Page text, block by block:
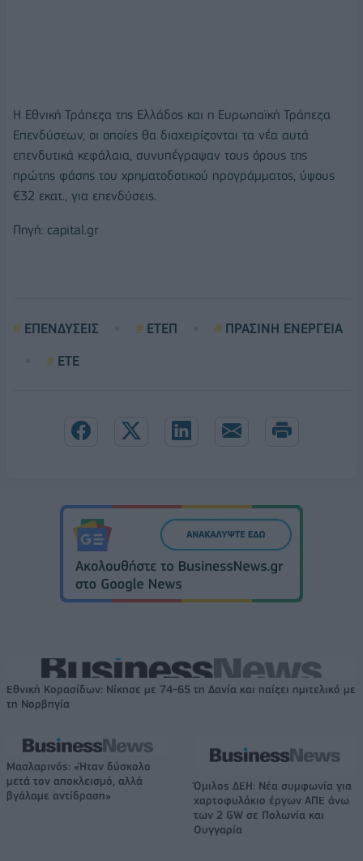
Η Εθνική Τράπεζα της Ελλάδος και η Ευρωπαϊκή Τράπεζα
Επενδύσεων, οι οποίες θα διαχειρίζονται τα νέα αυτά
επενδυτικά κεφάλαια, συνυπέγραψαν τους όρους της
πρώτης φάσης του χρηματοδοτικού προγράμματος, ύψους
€32 εκατ., για επενδύσεις.
Πηγή: capital.gr
ΕΠΕΝΔΥΣΕΙΣ ΕΤΕΠ
ΠΡΑΣΙΝΗ ΕΝΕΡΓΕΙΑ
ΕΤΕ
Εθνική Κορασίδων: Νίκησε με 74-65 τη Δανία και παίζει ημιτελικό με
τη Νορβηγία
Μασλαρινός: «Ήταν δύσκολο
μετά τον αποκλεισμό, αλλά
βγάλαμε αντίδραση»
Όμιλος ΔΕΗ: Νέα συμφωνία για
χαρτοφυλάκιο έργων ΑΠΕ άνω
των 2 GW σε Πολωνία και
Ουγγαρία